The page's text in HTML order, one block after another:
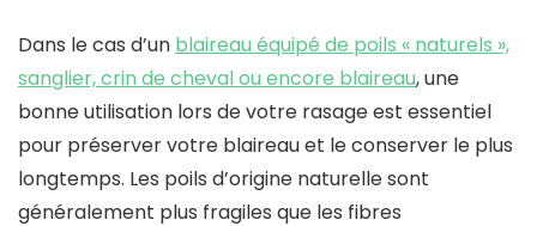
Dans le cas d’un blaireau équipé de poils « naturels »,
sanglier, crin de cheval ou encore blaireau, une
bonne utilisation lors de votre rasage est essentiel
pour préserver votre blaireau et le conserver le plus
longtemps. Les poils d’origine naturelle sont
généralement plus fragiles que les fibres